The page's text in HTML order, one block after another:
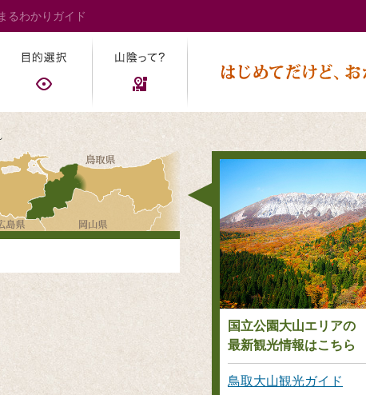
るわかりガイド
国立公園大山エリアの
最新観光情報はこちら
鳥取大山観光ガイド